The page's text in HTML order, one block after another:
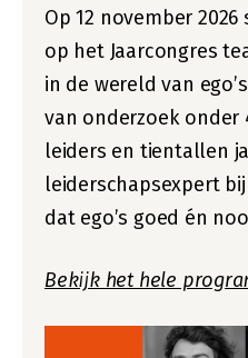
Op 12 november
op het Jaarcongres
in de wereld van
van onderzoek onder
leiders en tientallen
leiderschapsexpert
dat ego’s goed én
Bekijk het hele